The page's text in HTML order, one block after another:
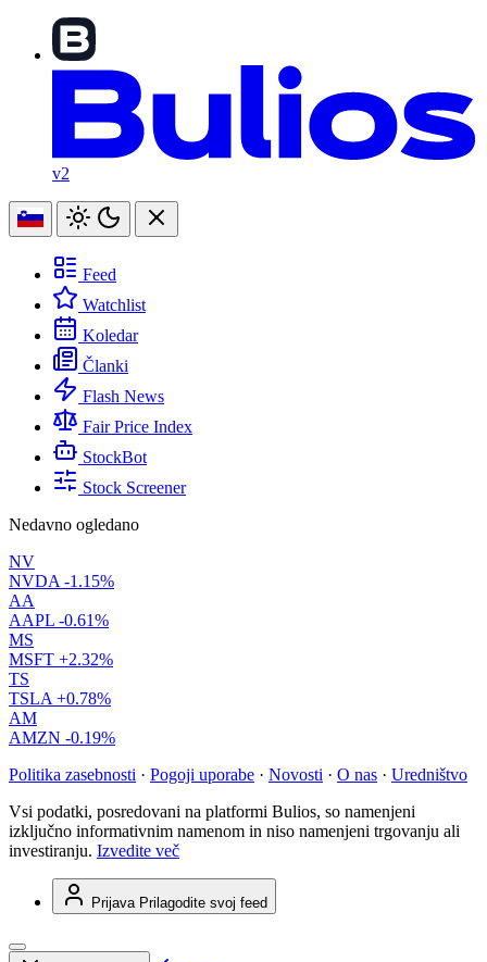
v2
Feed
Watchlist
Koledar
Članki
Flash News
Fair Price Index
StockBot
Stock Screener
Nedavno ogledano
NV
NVDA -1.15%
AA
AAPL -0.61%
MS
MSFT +2.32%
TS
TSLA +0.78%
AM
AMZN -0.19%
Politika zasebnosti · Pogoji uporabe · Novosti · O nas · Uredništvo
Vsi podatki, posredovani na platformi Bulios, so namenjeni
izključno informativnim namenom in niso namenjeni trgovanju ali
investiranju. Izvedite več
Prijava Prilagodite svoj feed